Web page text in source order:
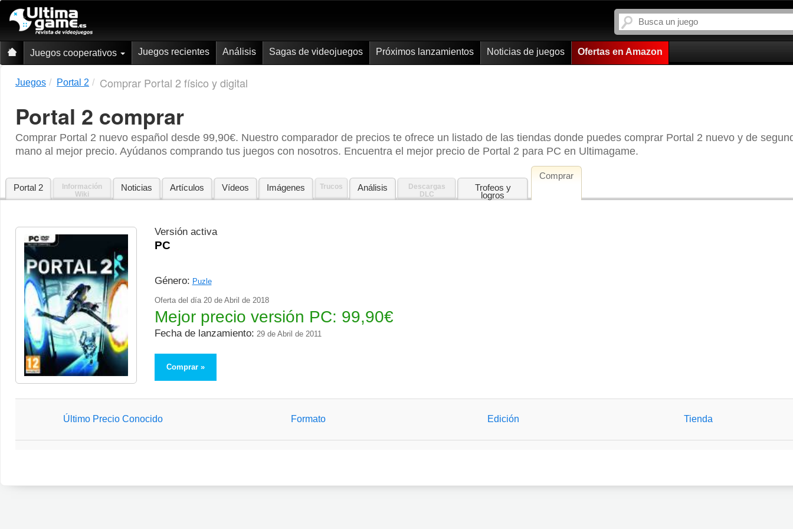
Juegos cooperativos Juegos recientes Análisis Sagas de videojuegos Próximos lanzamientos Noticias de juegos Ofertas en Amazon
Juegos Portal 2 Comprar Portal 2 físico y digital
Portal 2 comprar
Comprar Portal 2 nuevo español desde 99,90€. Nuestro comparador de precios te ofrece un listado de las tiendas donde puedes comprar Portal 2 nuevo y de
mano al mejor precio. Ayúdanos comprando tus juegos con nosotros. Encuentra el mejor precio de Portal 2 para PC en Ultimagame.
Portal 2
Información
Wiki
Noticias Artículos Vídeos Imágenes Trucos Análisis
Descargas
DLC
Trofeos y
logros
Comprar
Versión activa
PC
Género: Puzle
Oferta del día 20 de Abril de 2018
Mejor precio versión PC: 99,90€
Fecha de lanzamiento: 29 de Abril de 2011
Comprar
Último Precio Conocido Formato Edición Tienda